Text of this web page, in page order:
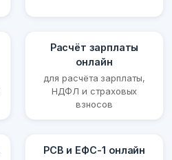
Расчёт зарплаты
онлайн
для расчёта зарплаты,
НДФЛ и страховых
взносов
РСВ и ЕФС-1 онлайн